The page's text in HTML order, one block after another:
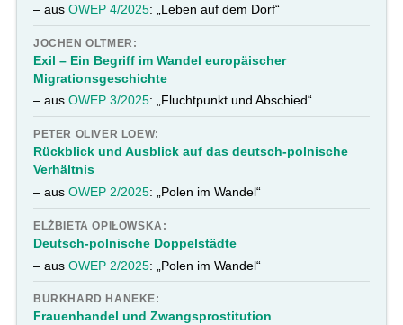
– ausOWEP 4/2025: „Leben auf dem Dorf“
JOCHEN OLTMER:
Exil – Ein Begriff im Wandel europäischer
Migrationsgeschichte
– ausOWEP 3/2025: „Fluchtpunkt und Abschied“
PETER OLIVER LOEW:
Rückblick und Ausblick auf das deutsch-polnische
Verhältnis
– ausOWEP 2/2025: „Polen im Wandel“
ELŻBIETA OPIŁOWSKA:
Deutsch-polnische Doppelstädte
– ausOWEP 2/2025: „Polen im Wandel“
BURKHARD HANEKE:
Frauenhandel und Zwangsprostitution